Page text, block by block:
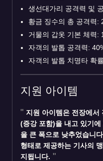
생선대가리 공격력 및
황금 징수의 총 공격력:
거물의 갑옷 기본 체력:
자객의 발톱 공격력:
자객의 발톱 치명타 확
지원 아이템
지원 아이템은 전장에서
(증강 포함)을 내고 있기
을 큰 폭으로 낮추었습니
형태로 제공하는 기사의
지됩니다.